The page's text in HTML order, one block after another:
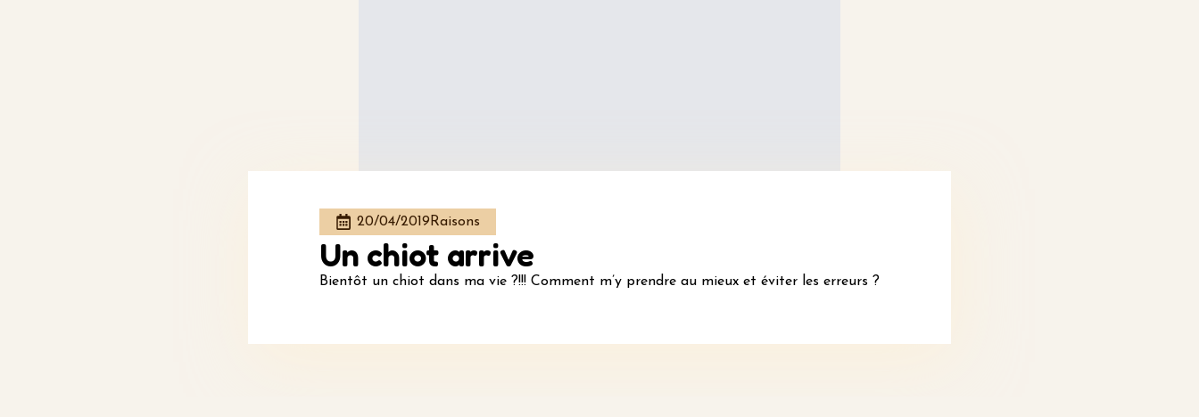
20/04/2019 Raisons
Un chiot arrive
Bientôt un chiot dans ma vie ?!!! Comment m’y prendre au mieux et éviter les erreurs ?